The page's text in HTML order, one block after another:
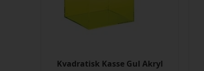
Kvadratisk Kasse Gul Akryl